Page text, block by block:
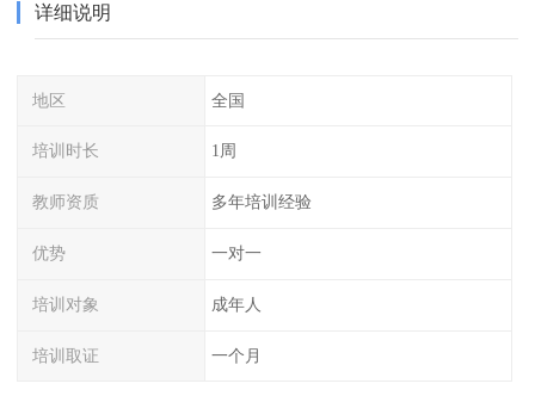
详细说明
地区 全国
培训时长 1周
教师资质 多年培训经验
优势 一对一
培训对象 成年人
培训取证 一个月